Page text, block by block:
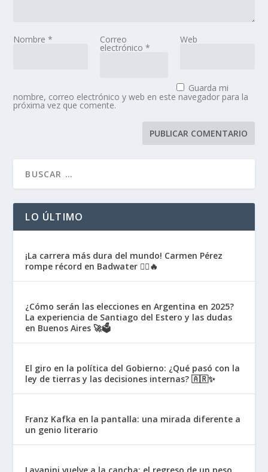
Nombre* Correo
electrónico *
Web
Guarda mi
nombre, correo electrónico y web en este navegador para la
próxima vez que comente.
LO ÚLTIMO
¡La carrera más dura del mundo! Carmen Pérez
rompe récord en Badwater 🏃‍♀️🔥
¿Cómo serán las elecciones en Argentina en 2025?
La experiencia de Santiago del Estero y las dudas
en Buenos Aires 🚀🗳️
El giro en la política del Gobierno: ¿Qué pasó con la
ley de tierras y las decisiones internas? 🇦🇷✨
Franz Kafka en la pantalla: una mirada diferente a
un genio literario